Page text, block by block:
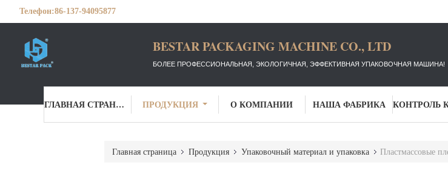
Телефон:86-137-94095877
BESTAR PACKAGING MACHINE CO., LTD
БОЛЕЕ ПРОФЕССИОНАЛЬНАЯ, ЭКОЛОГИЧНАЯ, ЭФФЕКТИВНАЯ УПАКОВОЧНАЯ МАШИНА!
ГЛАВНАЯ СТРАНИЦА ПРОДУКЦИЯ О КОМПАНИИ НАША ФАБРИКА
Главная страница Продукция Упаковочный материал и упаковка Пластмассовые